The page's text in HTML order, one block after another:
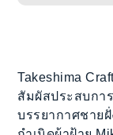
Takeshima
สัมผัสประสบกา
บรรยากาศชาย